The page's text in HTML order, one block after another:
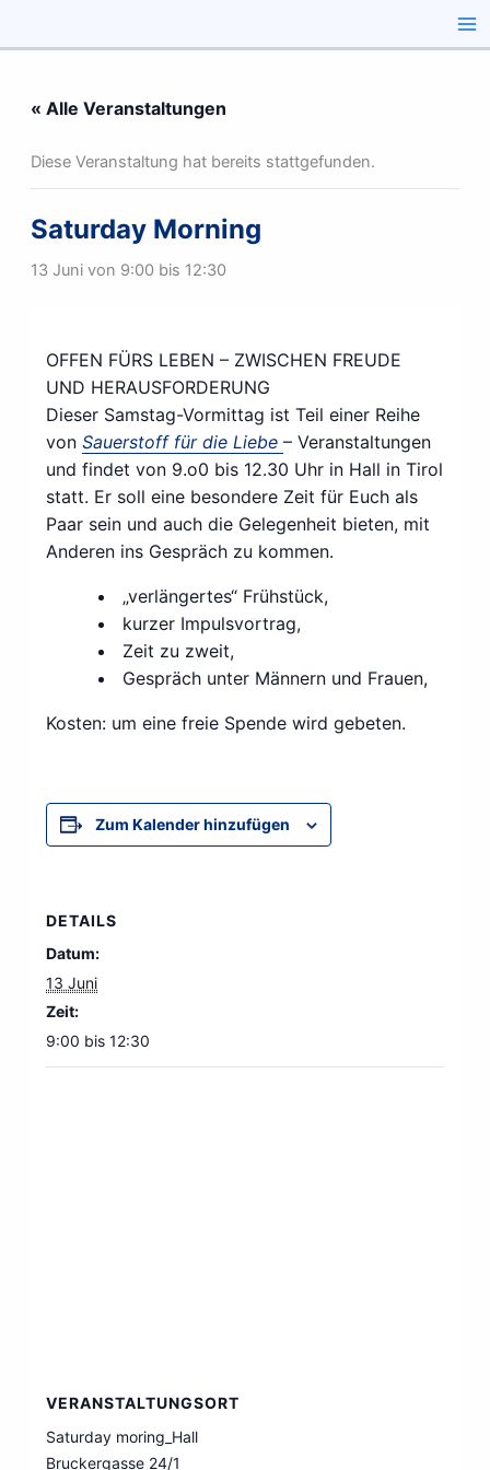
« Alle Veranstaltungen
Diese Veranstaltung hat bereits stattgefunden.
Saturday Morning
13 Juni von 9:00bis 12:30
OFFEN FÜRS LEBEN – ZWISCHEN FREUDE
UND HERAUSFORDERUNG
Dieser Samstag-Vormittag ist Teil einer Reihe
vonSauerstoff für die Liebe – Veranstaltungen
und findet von 9.o0 bis 12.30 Uhr in Hall in Tirol
statt. Er soll eine besondere Zeit für Euch als
Paar sein und auch die Gelegenheit bieten, mit
Anderen ins Gespräch zu kommen.
„verlängertes“ Frühstück,
kurzer Impulsvortrag,
Zeit zu zweit,
Gespräch unter Männern und Frauen,
Kosten: um eine freie Spende wird gebeten.
Zum Kalender hinzufügen
DETAILS
Datum:
13 Juni
Zeit:
9:00 bis 12:30
VERANSTALTUNGSORT
Saturday moring_Hall
Bruckergasse 24/1